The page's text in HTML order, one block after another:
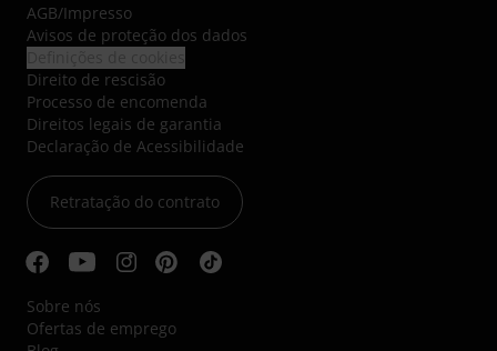
AGB/Impresso
Avisos de proteção dos dados
Direito de rescisão
Processo de encomenda
Direitos legais de garantia
Declaração de Acessibilidade
Retratação do contrato
Sobre nós
Ofertas de emprego